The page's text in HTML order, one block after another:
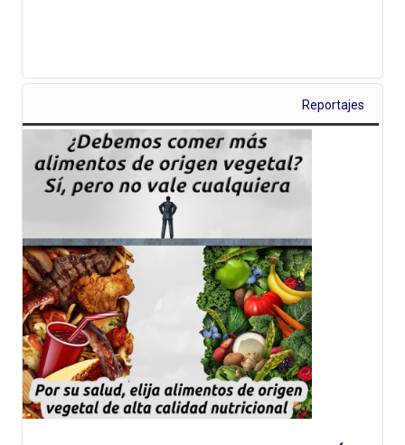
Reportajes